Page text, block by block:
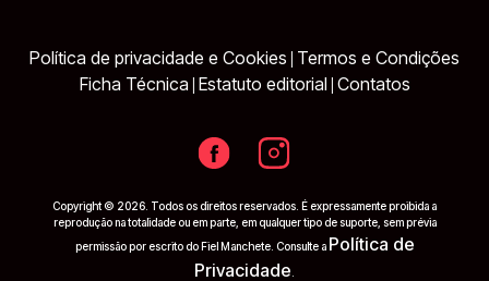
Política de privacidade e Cookies Termos e Condições
Ficha Técnica Estatuto editorial Contatos
Copyright © 2026. Todos os direitos reservados. É expressamente proibida a
reprodução na totalidade ou em parte, em qualquer tipo de suporte, sem prévia
permissão por escrito do Fiel Manchete. Consulte a Política de
Privacidade